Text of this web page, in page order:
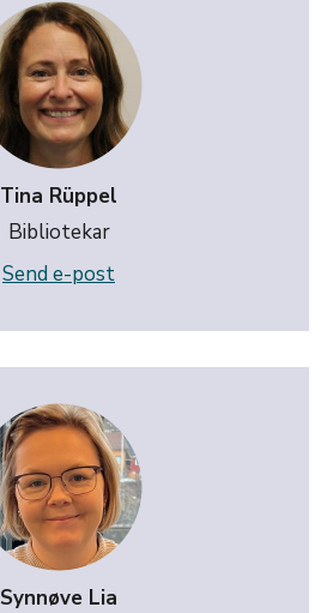
Tina Rüppel
Bibliotekar
Send e-post
Synnøve Lia